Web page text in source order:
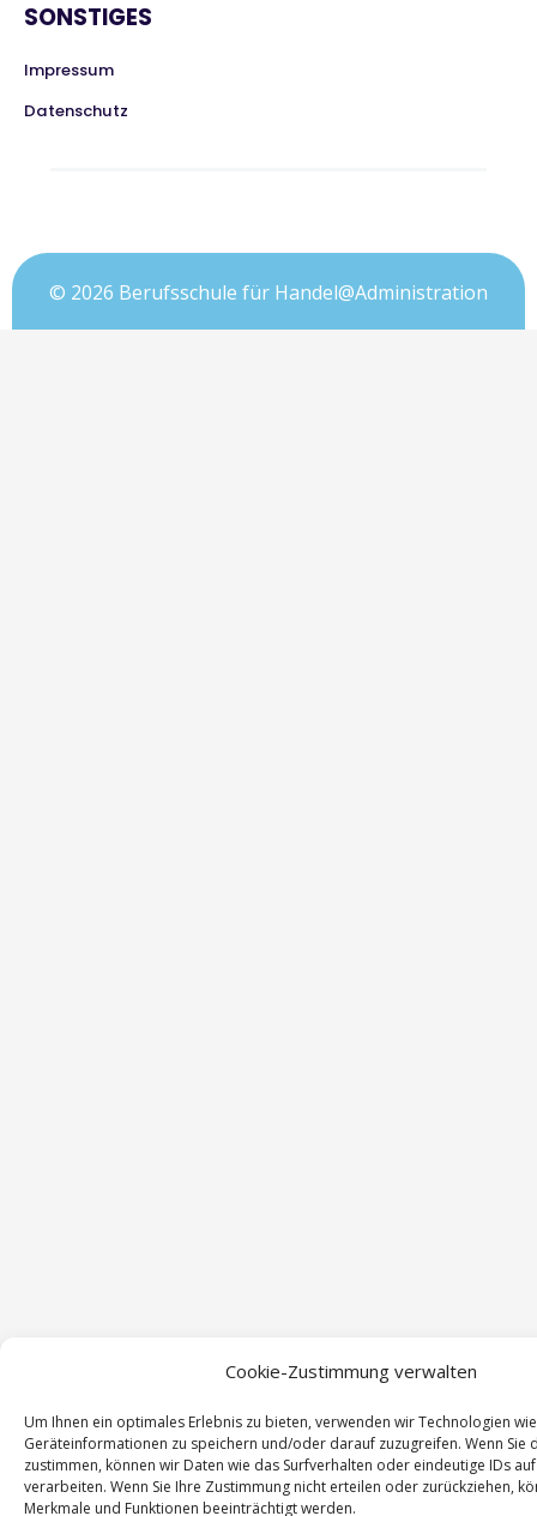
Cookie-Zustimmung verwalten
Um Ihnen ein optimales Erlebnis zu bieten, verwenden wir Technologien
Geräteinformationen zu speichern und/oder darauf zuzugreifen. Wenn Sie
zustimmen, können wir Daten wie das Surfverhalten oder eindeutige IDs
verarbeiten. Wenn Sie Ihre Zustimmung nicht erteilen oder zurückziehen,
Merkmale und Funktionen beeinträchtigt werden.
SONSTIGES
Impressum
Datenschutz
© 2026 Berufsschule für Handel@Administration